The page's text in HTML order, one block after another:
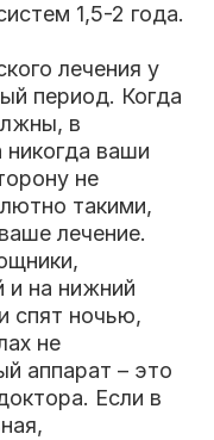
1,5-2 года.
лечения у
период. Когда
в
никогда ваши
не
такими,
лечение.
и на нижний
спят ночью,
не
аппарат – это
Если в